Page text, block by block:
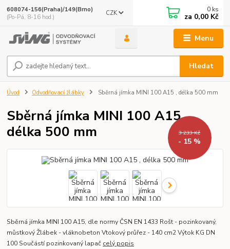
Menu
CZK
Hledat
608074-156(Praha)/149(Brno)
(Po-Pá, 8-16 hod.)
0 ks
za 0,00 Kč
Úvod Odvodňovací žlábky Sběrná jímka MINI 100 A15 , délka 500 mm
Sběrná jímka MINI 100 A15 ,
délka 500 mm
3 233 Kč
- 15 %
Sběrná jímka MINI 100 A15, dle normy ČSN EN 1433 Rošt - pozinkovaný,
můstkový Žlábek - vláknobeton Vtokový průřez - 140 cm2 Výtok KG DN
100 Součástí pozinkovaný lapač celý popis